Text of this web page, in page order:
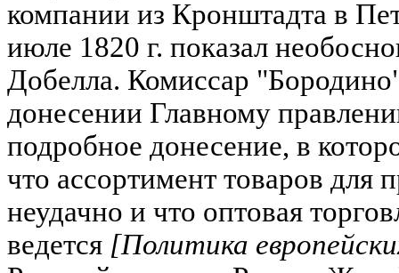
компании из Кронштадта в
июле 1820 г. показал
Добелла. Комиссар
донесении Главному
подробное донесение, в
что ассортимент товаров
неудачно и что оптовая
ведется [Политика